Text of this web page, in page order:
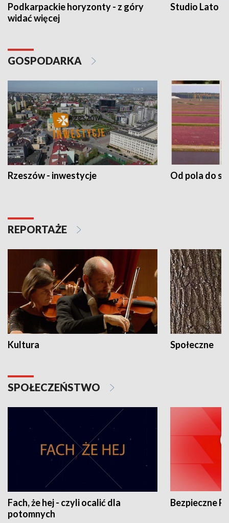
Podkarpackie horyzonty - z góry
widać więcej
Studio Lato
GOSPODARKA
Rzeszów - inwestycje Od pola do
REPORTAŻE
Kultura Społeczne
SPOŁECZEŃSTWO
Fach, że hej - czyli ocalić dla
potomnych
Bezpieczne